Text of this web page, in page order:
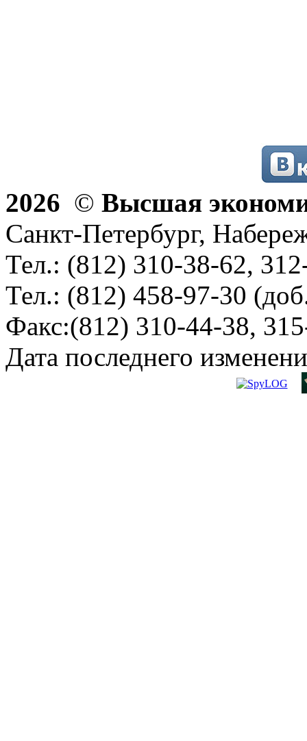
2026 © Высшая
Санкт-Петербург,
Тел.: (812) 310-38-62,
Тел.: (812) 458-97-30
Факс:(812) 310-44-38,
Дата последнего